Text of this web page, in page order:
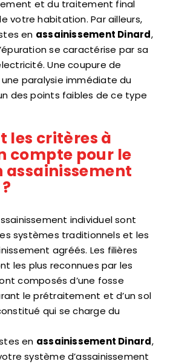
et du traitement final
votre habitation. Par ailleurs,
en assainissement Dinard,
se caractérise par sa
Une coupure de
paralysie immédiate du
des points faibles de ce type
les critères à
compte pour le
assainissement
individuel sont
systèmes traditionnels et les
agréés. Les filières
les plus reconnues par les
composés d’une fosse
le prétraitement et d’un sol
qui se charge du
en assainissement Dinard,
système d’assainissement